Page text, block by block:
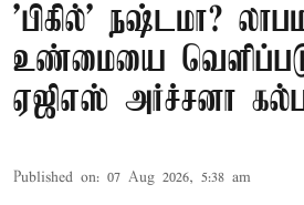
'பிகில்' நஷ்டமா?
உண்மையை
ஏஜிஎஸ் அர்ச்சனா
Published on: 07 Aug 2026, 5:38 am